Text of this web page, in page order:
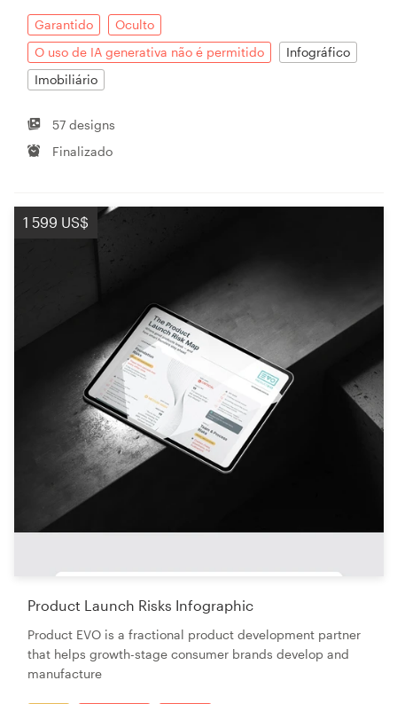
Garantido
Oculto
O uso de IA generativa não é permitido
Infográfico
Imobiliário
57 designs
Finalizado
1 599 US$
Product Launch Risks Infographic
Product EVO is a fractional product development partner
that helps growth-stage consumer brands develop and
manufacture